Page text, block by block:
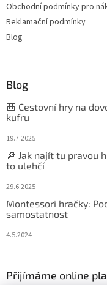
Obchodní podmínky pro
Reklamační podmínky
Blog
Blog
🎒 Cestovní hry na
kufru
19.7.2025
🔎 Jak najít tu pravou
to ulehčí
29.6.2025
Montessori hračky:
samostatnost
4.5.2024
Přijímáme online